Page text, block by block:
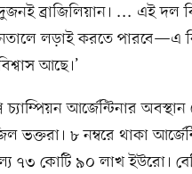
ব্রাজিলিয়ান। ... এই দল
লড়াই করতে পারবে—এ
আছে।’
আর্জেন্টিনার
ভক্তরা। ৮ নম্বরে থাকা
৭৩ কোটি ৯০ লাখ ইউরো।